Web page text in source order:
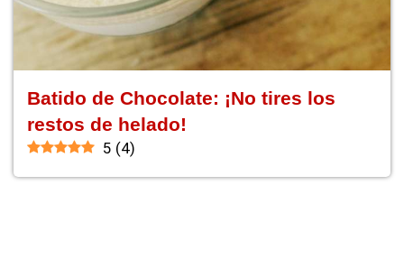
Batido de Chocolate: ¡No tires los
restos de helado!
5 (4)